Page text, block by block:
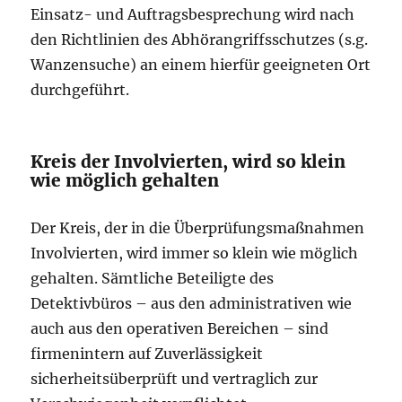
Einsatz- und Auftragsbesprechung wird nach
den Richtlinien des Abhörangriffsschutzes (s.g.
Wanzensuche) an einem hierfür geeigneten Ort
durchgeführt.
Kreis der Involvierten, wird so klein
wie möglich gehalten
Der Kreis, der in die Überprüfungsmaßnahmen
Involvierten, wird immer so klein wie möglich
gehalten. Sämtliche Beteiligte des
Detektivbüros – aus den administrativen wie
auch aus den operativen Bereichen – sind
firmenintern auf Zuverlässigkeit
sicherheitsüberprüft und vertraglich zur